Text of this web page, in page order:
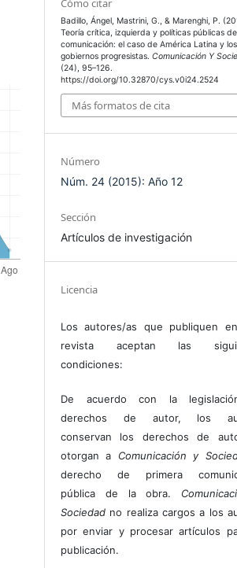
Cómo citar
Badillo, Ángel, Mastrini, G., & Marenghi, P.
Teoría crítica, izquierda y políticas públicas de
comunicación: el caso de América Latina y los
gobiernos progresistas.Comunicación Y
(24), 95–126.
https://doi.org/10.32870/cys.v0i24.2524
Más formatos de cita
Número
Núm. 24 (2015): Año 12
Sección
Artículos de investigación
Licencia
Los autores/as que publiquen
revista aceptan las
condiciones:
De acuerdo con la
derechos de autor, los
conservan los derechos de
otorgan a Comunicación y
derecho de primera
pública de la obra.
Sociedad no realiza cargos a los
por enviar y procesar artículos
publicación.